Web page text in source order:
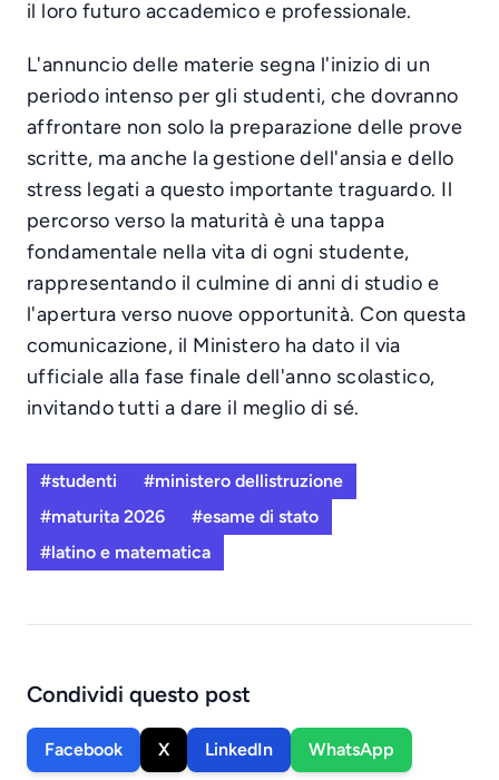
il loro futuro accademico e professionale.
L'annuncio delle materie segna l'inizio di un
periodo intenso per gli studenti, che dovranno
affrontare non solo la preparazione delle prove
scritte, ma anche la gestione dell'ansia e dello
stress legati a questo importante traguardo. Il
percorso verso la maturità è una tappa
fondamentale nella vita di ogni studente,
rappresentando il culmine di anni di studio e
l'apertura verso nuove opportunità. Con questa
comunicazione, il Ministero ha dato il via
ufficiale alla fase finale dell'anno scolastico,
invitando tutti a dare il meglio di sé.
#studenti
#ministero dellistruzione
#maturita 2026
#esame di stato
#latino e matematica
Condividi questo post
Facebook X LinkedIn WhatsApp